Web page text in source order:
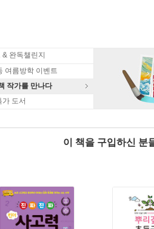
완독챌린지
여름방학 이벤트
작가를 만나다
가 도서
이 책을 구입하신 분